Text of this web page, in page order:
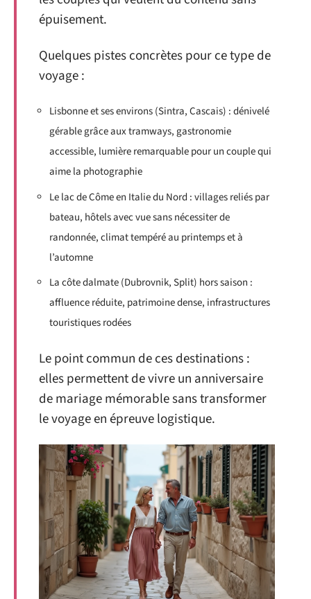
épuisement.
Quelques pistes concrètes pour ce type de
voyage :
Lisbonne et ses environs (Sintra, Cascais) : dénivelé
gérable grâce aux tramways, gastronomie
accessible, lumière remarquable pour un couple qui
aime la photographie
Le lac de Côme en Italie du Nord : villages reliés par
bateau, hôtels avec vue sans nécessiter de
randonnée, climat tempéré au printemps et à
l’automne
La côte dalmate (Dubrovnik, Split) hors saison :
affluence réduite, patrimoine dense, infrastructures
touristiques rodées
Le point commun de ces destinations :
elles permettent de vivre un anniversaire
de mariage mémorable sans transformer
le voyage en épreuve logistique.